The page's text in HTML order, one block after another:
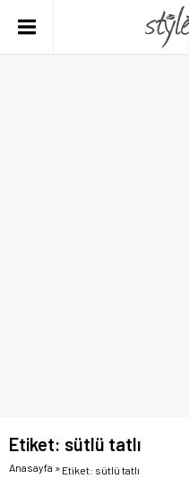
Etiket: sütlü tatlı
Anasayfa » Etiket: sütlü tatlı